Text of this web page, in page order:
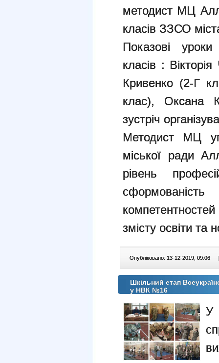
методист МЦ
класів ЗЗСО
Показові
класів :
Кривенко (2-Г
клас), Оксана
зустріч
Методист МЦ
міської ради
рівень
змісту освіти
Опубліковано: 13-12-2019, 09:06 |
Шкільний етап
у НВК №16
У